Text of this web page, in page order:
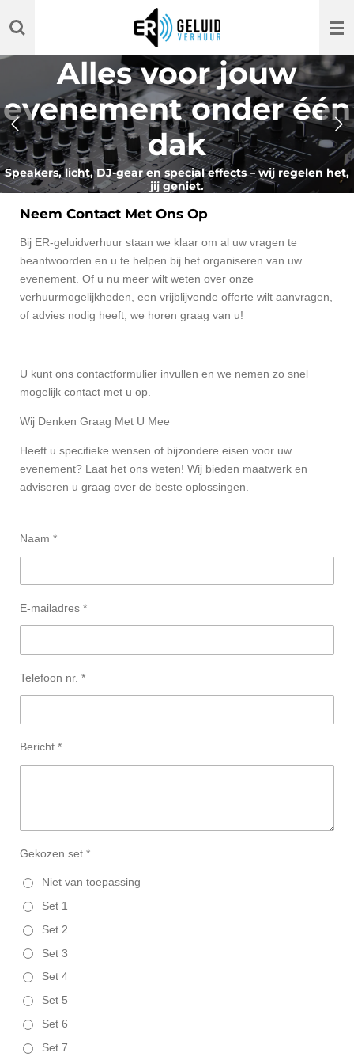
direct
hoofdinhoudAlles voor jouw
evenement onder één
dak
Speakers, licht, DJ-gear en special effects – wij regelen het,
jij geniet.
Neem Contact Met Ons Op
Bij ER-geluidverhuur staan we klaar om al uw vragen te
beantwoorden en u te helpen bij het organiseren van uw
evenement. Of u nu meer wilt weten over onze
verhuurmogelijkheden, een vrijblijvende offerte wilt aanvragen,
of advies nodig heeft, we horen graag van u!
U kunt ons contactformulier invullen en we nemen zo snel
mogelijk contact met u op.
Wij Denken Graag Met U Mee
Heeft u specifieke wensen of bijzondere eisen voor uw
evenement? Laat het ons weten! Wij bieden maatwerk en
adviseren u graag over de beste oplossingen.
Naam *
E-mailadres *
Telefoon nr. *
Bericht *
Gekozen set *
Niet van toepassing
Set 1
Set 2
Set 3
Set 4
Set 5
Set 6
Set 7